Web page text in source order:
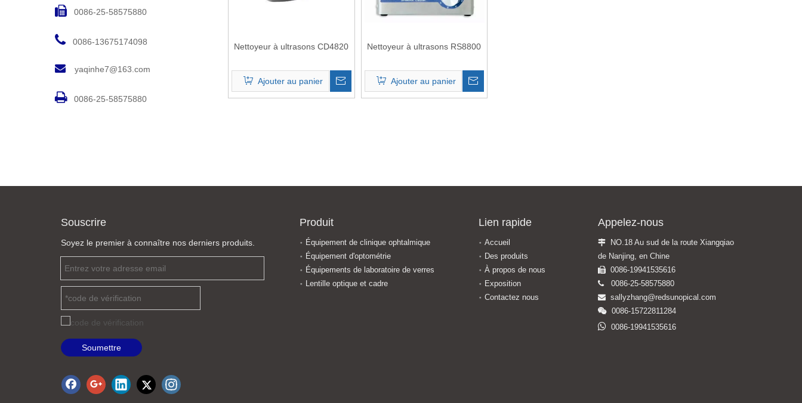
 0086-25-58575880
 0086-13675174098
 yaqinhe7@163.com
 0086-25-58575880
Nettoyeur à ultrasons CD4820
Ajouter au panier
Nettoyeur à ultrasons RS8800
Ajouter au panier
Souscrire
Soyez le premier à connaître nos derniers produits.
Soumettre
Produit
Équipement de clinique ophtalmique
Équipement d'optométrie
Équipements de laboratoire de verres
Lentille optique et cadre
Lien rapide
Accueil
Des produits
À propos de nous
Exposition
Contactez nous
Appelez-nous
 NO.18 Au sud de la route Xiangqiao
de Nanjing, en Chine
 0086-19941535616
 0086-25-58575880
 sallyzhang@redsunopical .com
 0086-15722811284
 0086-19941535616